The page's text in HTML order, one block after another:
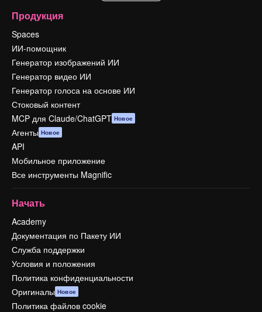
Продукция
Spaces
ИИ-помощник
Генератор изображений ИИ
Генератор видео ИИ
Генератор голоса на основе ИИ
Стоковый контент
MCP для Claude/ChatGPT Новое
Агенты Новое
API
Мобильное приложение
Все инструменты Magnific
Начать
Academy
Документация по Пакету ИИ
Служба поддержки
Условия и положения
Политика конфиденциальности
Оригиналы Новое
Политика файлов cookie